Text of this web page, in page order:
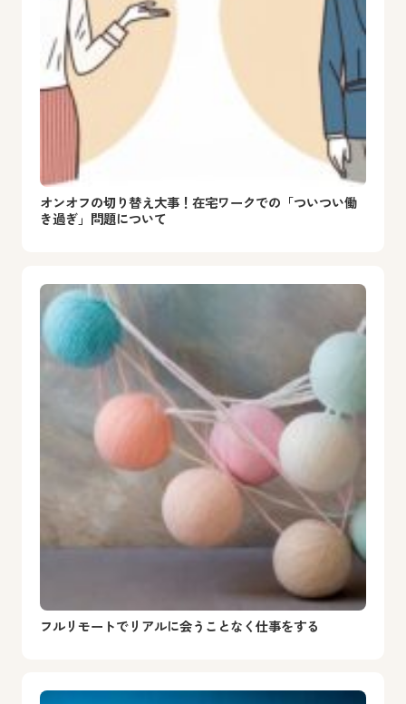
オンオフの切り替え大事！在宅ワークでの「ついつい働
き過ぎ」問題について
フルリモートでリアルに会うことなく仕事をする